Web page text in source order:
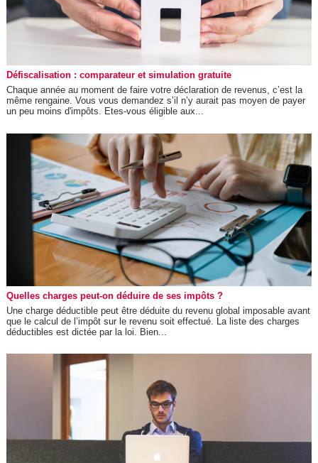
Défiscalisation : comparateur et simulation gratuite
Chaque année au moment de faire votre déclaration de revenus, c’est la
même rengaine. Vous vous demandez s’il n’y aurait pas moyen de payer
un peu moins d'impôts. Etes-vous éligible aux...
Quelles charges peut-on déduire de ses impôts ?
Une charge déductible peut être déduite du revenu global imposable avant
que le calcul de l’impôt sur le revenu soit effectué. La liste des charges
déductibles est dictée par la loi. Bien...